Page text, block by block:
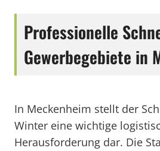
Professionelle
Gewerbegebiete in
In Meckenheim stellt der
Winter eine wichtige
Herausforderung dar. Die